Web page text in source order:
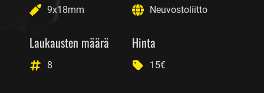
9x18mm Neuvostoliitto
Laukausten määrä
8
Hinta
15€